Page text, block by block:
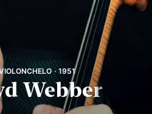
· 1951
Webber